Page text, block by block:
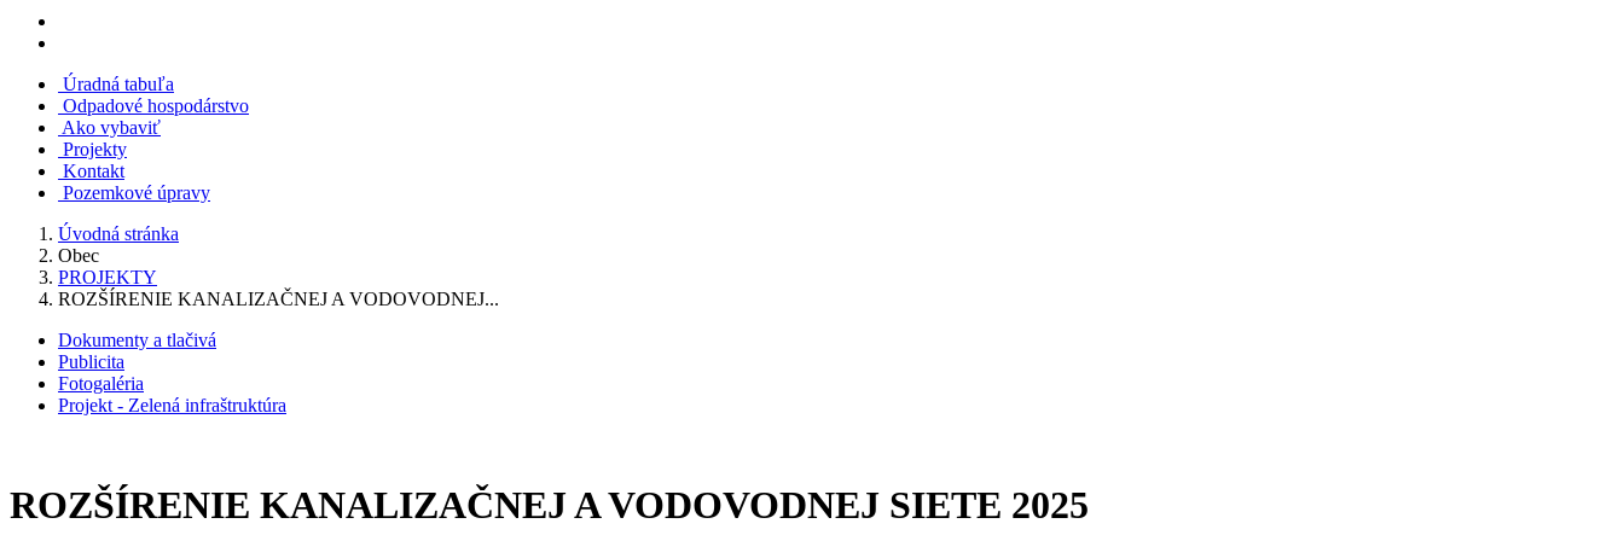
Úradná tabuľa
Odpadové hospodárstvo
Ako vybaviť
Projekty
Kontakt
Pozemkové úpravy
Úvodná stránka
Obec
PROJEKTY
ROZŠÍRENIE KANALIZAČNEJ A VODOVODNEJ...
Dokumenty a tlačivá
Publicita
Fotogaléria
Projekt - Zelená infraštruktúra
ROZŠÍRENIE KANALIZAČNEJ A VODOVODNEJ SIETE 2025